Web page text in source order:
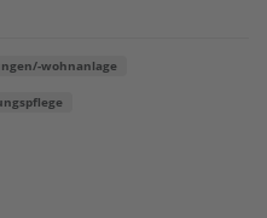
wohnanlage